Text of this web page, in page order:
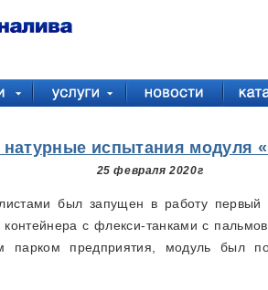
испытания модуля
25 февраля 2020г
был запущен в работу
с флекси-танками с
парком предприятия, модуль был